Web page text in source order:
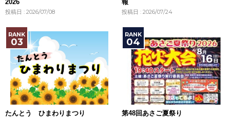
2026
投稿日 : 2026/07/08
報
投稿日 : 2026/07/24
たんとう ひまわりまつり 第48回あさご夏祭り